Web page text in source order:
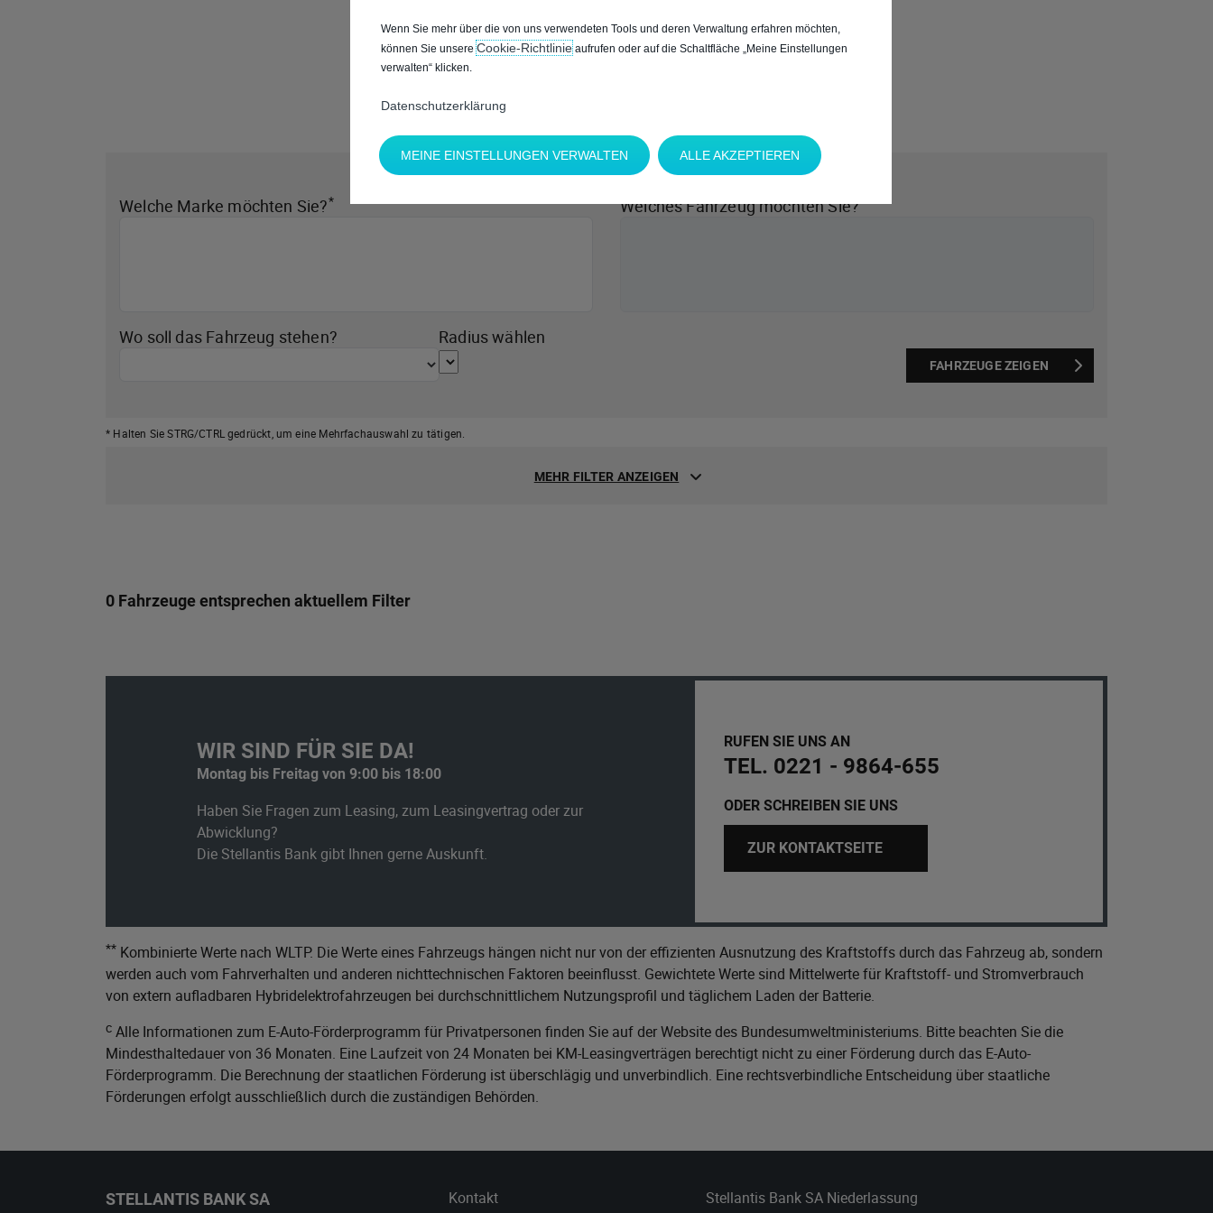
Welche Marke möchten Sie?* Welches Fahrzeug möchten Sie?*
Wo soll das Fahrzeug stehen? Radius wählen
FAHRZEUGE ZEIGEN
* Halten Sie STRG/CTRL gedrückt, um eine Mehrfachauswahl zu tätigen.
MEHR FILTER ANZEIGEN
0 Fahrzeuge entsprechen aktuellem Filter
WIR SIND FÜR SIE DA!
Montag bis Freitag von 9:00 bis 18:00
Haben Sie Fragen zum Leasing, zum Leasingvertrag oder zur
Abwicklung?
Die Stellantis Bank gibt Ihnen gerne Auskunft.
RUFEN SIE UNS AN
TEL. 0221 - 9864-655
ODER SCHREIBEN SIE UNS
ZUR KONTAKTSEITE
** Kombinierte Werte nach WLTP. Die Werte eines Fahrzeugs hängen nicht nur von der effizienten Ausnutzung des Kraftstoffs durch das Fahrzeug ab, sondern
werden auch vom Fahrverhalten und anderen nichttechnischen Faktoren beeinflusst. Gewichtete Werte sind Mittelwerte für Kraftstoff- und Stromverbrauch
von extern aufladbaren Hybridelektrofahrzeugen bei durchschnittlichem Nutzungsprofil und täglichem Laden der Batterie.
c Alle Informationen zum E-Auto-Förderprogramm für Privatpersonen finden Sie auf der Website des Bundesumweltministeriums. Bitte beachten Sie die
Mindesthaltedauer von 36 Monaten. Eine Laufzeit von 24 Monaten bei KM-Leasingverträgen berechtigt nicht zu einer Förderung durch das E-Auto-
Förderprogramm. Die Berechnung der staatlichen Förderung ist überschlägig und unverbindlich. Eine rechtsverbindliche Entscheidung über staatliche
Förderungen erfolgt ausschließlich durch die zuständigen Behörden.
STELLANTIS BANK SA
Kontakt
Stellantis Bank SA Niederlassung
Wenn Sie mehr über die von uns verwendeten Tools und deren Verwaltung erfahren möchten,
können Sie unsereCookie‑Richtlinieaufrufen oder auf die Schaltfläche „Meine Einstellungen
verwalten“ klicken.
Datenschutzerklärung
MEINE EINSTELLUNGEN VERWALTEN ALLE AKZEPTIEREN